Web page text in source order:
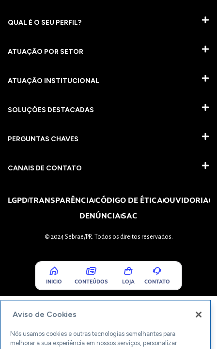
QUAL É O SEU PERFIL?
ATUAÇÃO POR SETOR
ATUAÇÃO INSTITUCIONAL
SOLUÇÕES DESTACADAS
PERGUNTAS CHAVES​
CANAIS DE CONTATO
LGPDTRANSPARÊNCIACÓDIGO DE ÉTICAOUVIDORIA
DENÚNCIASAC
© 2024 Sebrae/PR. Todos os direitos reservados.
INICIO CONTEÚDOS LOJA CONTATO
Aviso de Cookies
Nós usamos cookies e outras tecnologias semelhantes para
melhorar a sua experiência em nossos serviços, personalizar